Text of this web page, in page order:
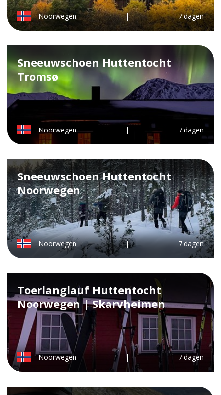
Noorwegen | 7 dagen
Sneeuwschoen Huttentocht
Tromsø
Noorwegen | 7 dagen
Sneeuwschoen Huttentocht
Noorwegen
Noorwegen | 7 dagen
Toerlanglauf Huttentocht
Noorwegen | Skarvheimen
Noorwegen | 7 dagen